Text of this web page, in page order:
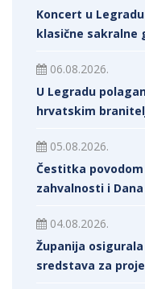
Koncert u
klasične sakralne
06.08.2026.
U Legradu
hrvatskim
05.08.2026.
Čestitka
zahvalnosti i
04.08.2026.
Županija
sredstava za